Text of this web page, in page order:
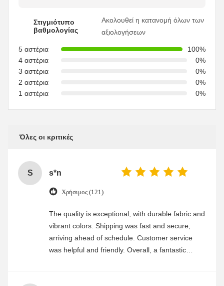
Στιγμιότυπο
βαθμολογίας
Ακολουθεί η κατανομή όλων των
αξιολογήσεων
5 αστέρια
100%
4 αστέρια
0%
3 αστέρια
0%
2 αστέρια
0%
1 αστέρια
0%
Όλες οι κριτικές
S s*n
Χρήσιμος (121)
The quality is exceptional, with durable fabric and
vibrant colors. Shipping was fast and secure,
arriving ahead of schedule. Customer service
was helpful and friendly. Overall, a fantastic